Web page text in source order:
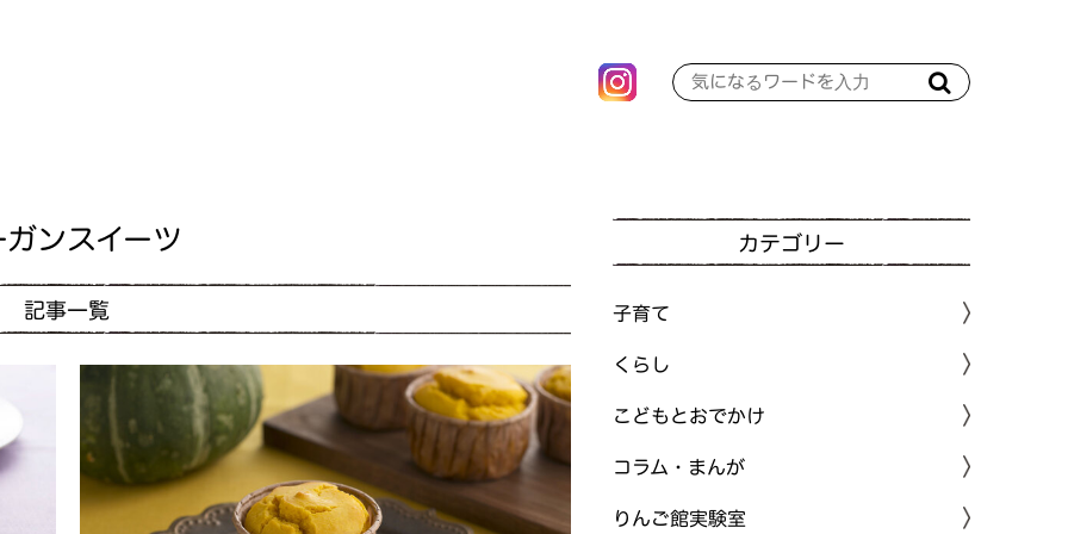
ガンスイーツ
記事一覧
カテゴリー
子育て
くらし
こどもとおでかけ
コラム・まんが
りんご館実験室